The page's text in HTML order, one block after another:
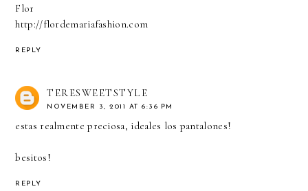
Flor
http://flordemariafashion.com
REPLY
TERESWEETSTYLE
NOVEMBER 3, 2011 AT 6:36 PM
estas realmente preciosa, ideales los pantalones!
besitos!
REPLY